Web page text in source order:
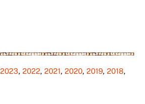
2023,2022,2021,2020,2019,2018,